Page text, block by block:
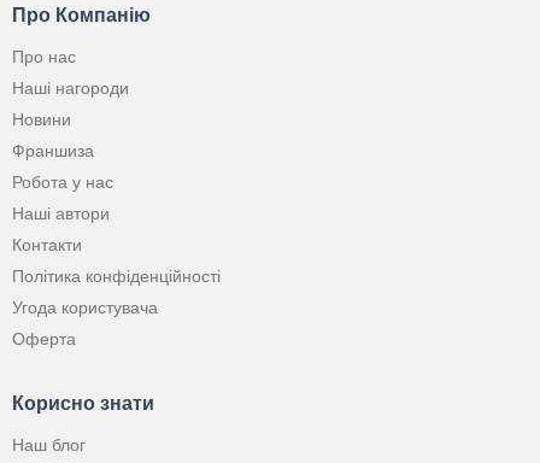
Про Компанію
Про нас
Наші нагороди
Новини
Франшиза
Робота у нас
Наші автори
Контакти
Політика конфіденційності
Угода користувача
Оферта
Корисно знати
Наш блог